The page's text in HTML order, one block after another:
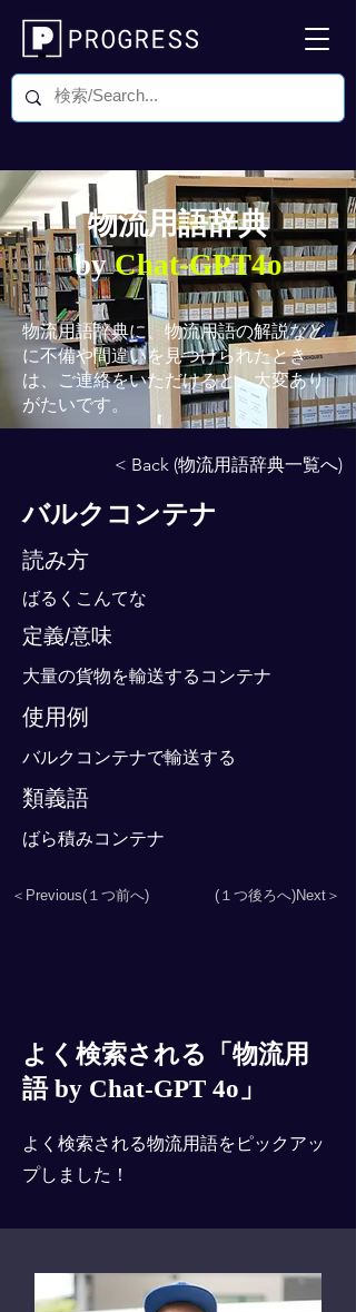
物流用語辞典
byChat-GPT4o
物流用語辞典に、物流用語の解説など
に不備や間違いを見つけられたとき
は、ご連絡をいただけると、大変あり
がたいです。
< Back (物流用語辞典一覧へ)
バルクコンテナ
読み方
ばるくこんてな
定義/意味
大量の貨物を輸送するコンテナ
使用例
バルクコンテナで輸送する
類義語
ばら積みコンテナ
＜Previous(１つ前へ) (１つ後ろへ)Next＞
よく検索される「物流用
語 by Chat-GPT 4o」
よく検索される物流用語をピックアッ
プしました！